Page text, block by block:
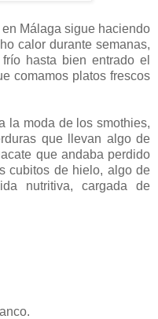
Málaga sigue haciendo
calor durante semanas,
hasta bien entrado el
comamos platos frescos
la moda de los smothies,
que llevan algo de
que andaba perdido
cubitos de hielo, algo de
nutritiva, cargada de